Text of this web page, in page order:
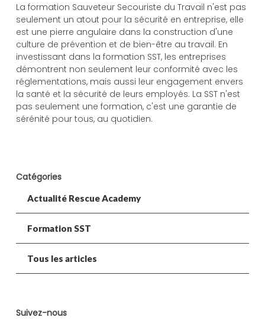
La formation Sauveteur Secouriste du Travail n'est pas
seulement un atout pour la sécurité en entreprise, elle
est une pierre angulaire dans la construction d'une
culture de prévention et de bien-être au travail. En
investissant dans la formation SST, les entreprises
démontrent non seulement leur conformité avec les
réglementations, mais aussi leur engagement envers
la santé et la sécurité de leurs employés. La SST n'est
pas seulement une formation, c'est une garantie de
sérénité pour tous, au quotidien.
Catégories
Actualité Rescue Academy
Formation SST
Tous les articles
Suivez-nous